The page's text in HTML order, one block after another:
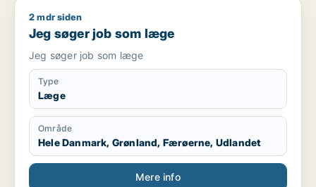
Jeg søger job som læge
2 mdr siden
Jeg søger job som læge
Jeg søger job som læge
Type
Læge
Område
Hele Danmark, Grønland, Færøerne, Udlandet
Mere info